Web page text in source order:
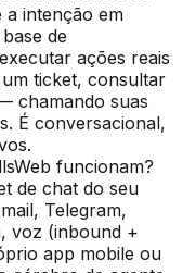
a intenção em
de
ações reais
ticket, consultar
chamando suas
É conversacional,
funcionam?
de chat do seu
Telegram,
voz (inbound +
app mobile ou